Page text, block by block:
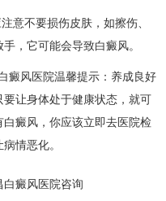
不要损伤皮肤，如擦伤、
，它可能会导致白癜风。
癜风医院温馨提示：养成良好
让身体处于健康状态，就可
癜风，你应该立即去医院检
情恶化。
白癜风医院咨询